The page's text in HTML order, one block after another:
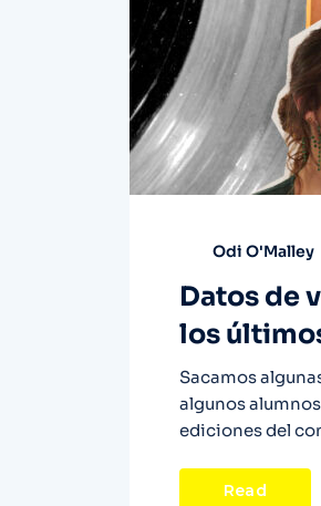
Odi O'Malley
Datos de
los
Sacamos
algunos
ediciones del
Read